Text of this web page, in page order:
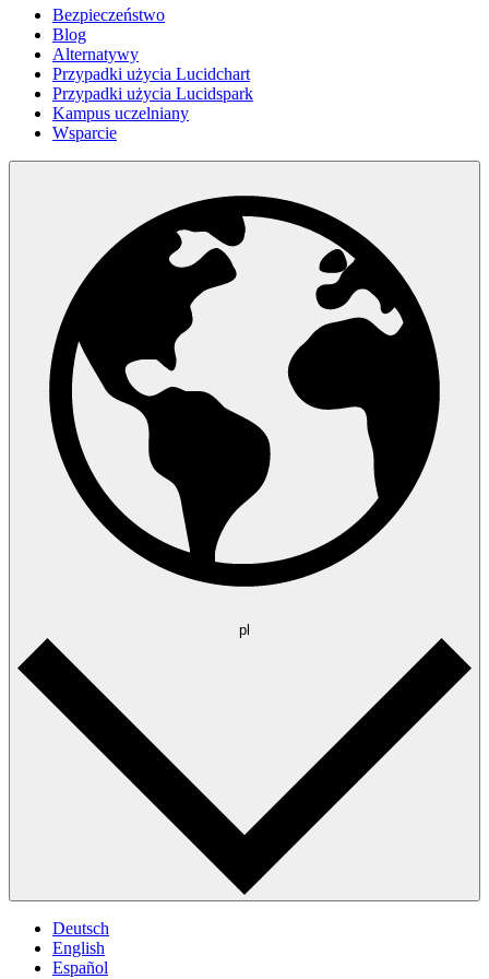
Bezpieczeństwo
Blog
Alternatywy
Przypadki użycia Lucidchart
Przypadki użycia Lucidspark
Kampus uczelniany
Wsparcie
pl
Deutsch
English
Español